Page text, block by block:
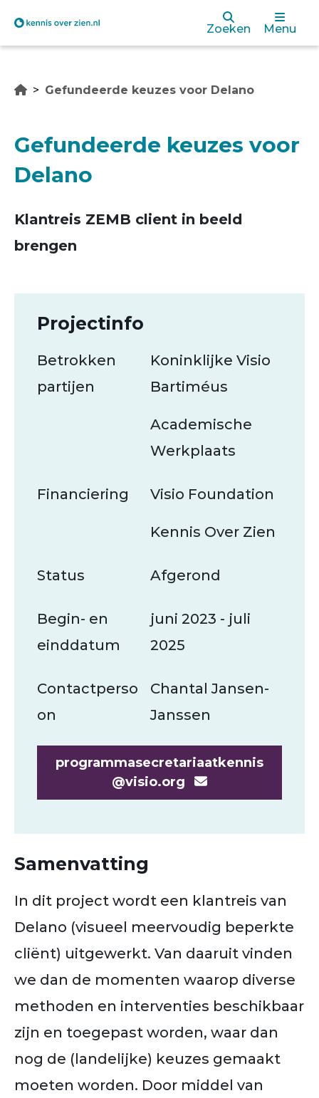
Overslaan
de
gaan
Zoeken Menu
Gefundeerde keuzes voor Delano
Gefundeerde keuzes voor
Delano
Klantreis ZEMB client in beeld
brengen
Projectinfo
Betrokken
partijen
Koninklijke Visio
Bartiméus
Academische
Werkplaats
Financiering Visio Foundation
Kennis Over Zien
Status Afgerond
Begin- en
einddatum
juni 2023 - juli
2025
Contactperso
on
Chantal Jansen-
Janssen
programmasecretariaatkennis
@visio.org
Samenvatting
In dit project wordt een klantreis van
Delano (visueel meervoudig beperkte
cliënt) uitgewerkt. Van daaruit vinden
we dan de momenten waarop diverse
methoden en interventies beschikbaar
zijn en toegepast worden, waar dan
nog de (landelijke) keuzes gemaakt
moeten worden. Door middel van